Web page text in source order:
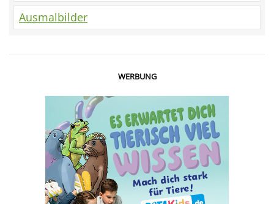
Ausmalbilder
WERBUNG